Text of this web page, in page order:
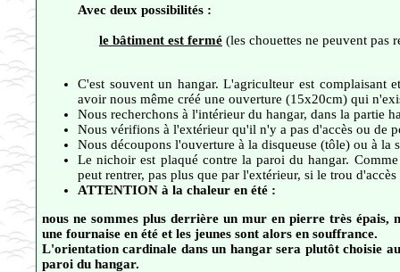
Avec deux possibilités :
le bâtiment est fermé (les chouettes ne peuvent
C'est souvent un hangar. L'agriculteur est complaisant
avoir nous même créé une ouverture (15x20cm) qui
Nous recherchons à l'intérieur du hangar, dans la partie
Nous vérifions à l'extérieur qu'il n'y a pas d'accès ou de
Nous découpons l'ouverture à la disqueuse (tôle) ou à
Le nichoir est plaqué contre la paroi du hangar.
peut rentrer, pas plus que par l'extérieur, si le trou
ATTENTION à la chaleur en été :
nous ne sommes plus derrière un mur en pierre très
une fournaise en été et les jeunes sont alors en souffrance.
L'orientation cardinale dans un hangar sera plutôt choisie
paroi du hangar.